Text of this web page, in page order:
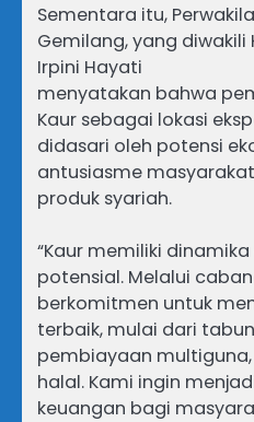
Sementara itu,
Gemilang, yang diwakili
Irpini Hayati
menyatakan bahwa
Kaur sebagai lokasi
didasari oleh potensi
antusiasme
produk syariah.
“Kaur memiliki
potensial. Melalui
berkomitmen untuk
terbaik, mulai dari
pembiayaan
halal. Kami ingin
keuangan bagi